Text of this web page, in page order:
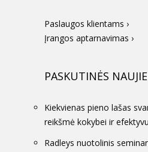
Paslaugos klientams ›
Įrangos aptarnavimas ›
PASKUTINĖS
Kiekvienas pieno lašas
reikšmė kokybei ir
Radleys nuotolinis